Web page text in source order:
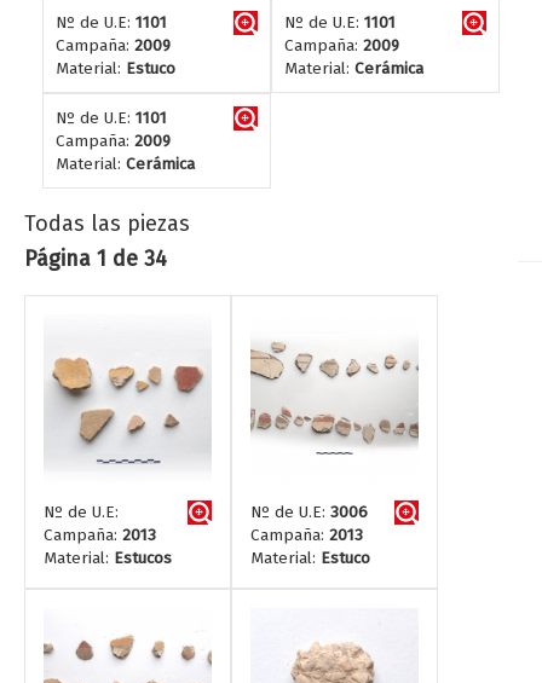
Nº de U.E: 1101
Campaña: 2009
Material: Estuco
Nº de U.E: 1101
Campaña: 2009
Material: Cerámica
Nº de U.E: 1101
Campaña: 2009
Material: Cerámica
Todas las piezas
Página 1 de 34
Nº de U.E:
Campaña: 2013
Material: Estucos
Nº de U.E: 3006
Campaña: 2013
Material: Estuco